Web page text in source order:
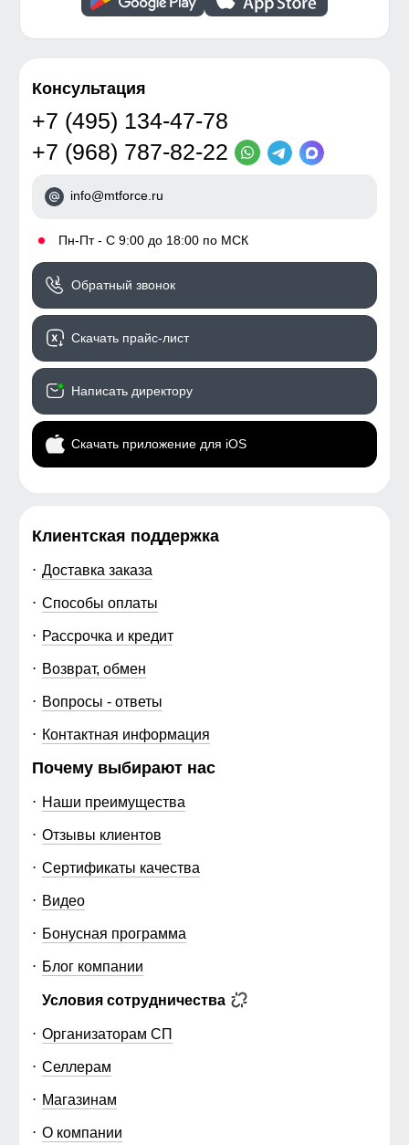
Консультация
+7 (495) 134-47-78
+7 (968) 787-82-22
info@mtforce.ru
• Пн-Пт - С 9:00 до 18:00 по МСК
Обратный звонок
Скачать прайс-лист
Написать директору
Скачать приложение для iOS
Клиентская поддержка
Доставка заказа
Способы оплаты
Рассрочка и кредит
Возврат, обмен
Вопросы - ответы
Контактная информация
Почему выбирают нас
Наши преимущества
Отзывы клиентов
Сертификаты качества
Видео
Бонусная программа
Блог компании
Условия сотрудничества
Организаторам СП
Селлерам
Магазинам
О компании